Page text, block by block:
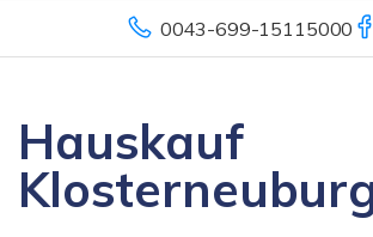
0043-699-15115000
Hauskauf